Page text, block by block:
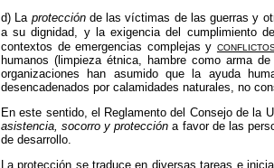
d) La protecciónde las víctimas de las guerras y
a su dignidad, y la exigencia del cumplimiento
contextos deemergencias complejas y
humanos (limpieza étnica, hambre como arma
organizaciones han asumido que la ayuda
desencadenados por calamidades naturales, no
En este sentido, el Reglamento del Consejo de la
asistencia, socorro y protección a favor de las
de desarrollo.
La protección se traduce en diversas tareas e